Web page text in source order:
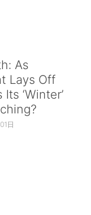
As
Lays Off
‘Winter’
日